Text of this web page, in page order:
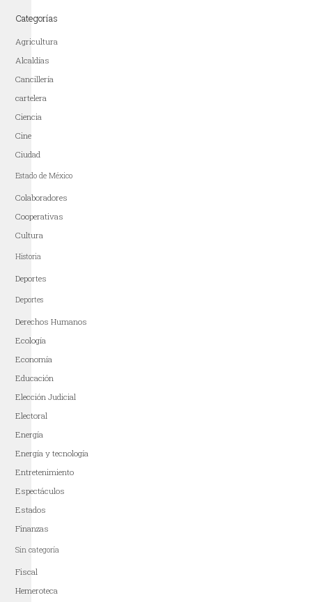
Categorías
Agricultura
Alcaldías
Cancillería
cartelera
Ciencia
Cine
Ciudad
Estado de México
Colaboradores
Cooperativas
Cultura
Historia
Deportes
Deportes
Derechos Humanos
Ecología
Economía
Educación
Elección Judicial
Electoral
Energía
Energía y tecnología
Entretenimiento
Espectáculos
Estados
Finanzas
Sin categoría
Fiscal
Hemeroteca